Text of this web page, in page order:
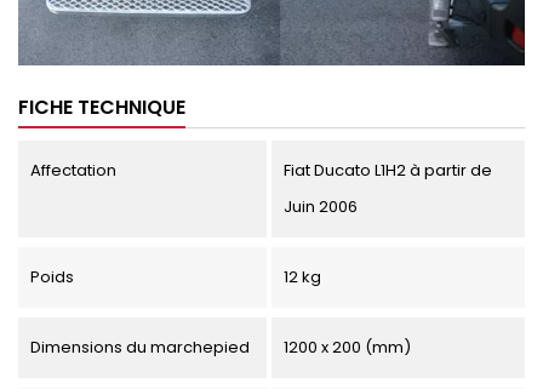
FICHE TECHNIQUE
Affectation
Fiat Ducato L1H2 à partir de
Juin 2006
Poids 12 kg
Dimensions du marchepied 1200 x 200 (mm)